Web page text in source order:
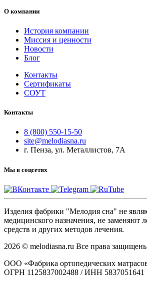
О компании
История компании
Миссия и ценности
Новости
Блог
Контакты
Сертификаты
СОУТ
Контакты
8 (800) 550-15-50
site@melodiasna.ru
г. Пенза, ул. Металлистов, 7А
Мы в соцсетях
Изделия фабрики "Мелодия сна" не
медицинского назначения, не заменяют
средств и других методов лечения.
2026 © melodiasna.ru Все права
ООО «Фабрика ортопедических
ОГРН 1125837002488 / ИНН 5837051641